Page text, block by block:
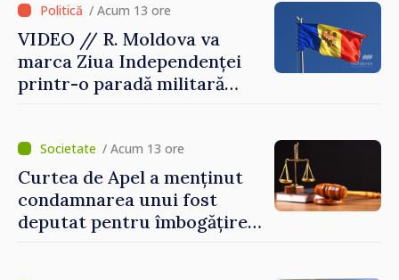
/ Acum 13 ore
VIDEO // R. Moldova va
marca Ziua Independenței
printr-o paradă militară
eforturile pentru
consolidarea capacităților
de apărare”
/ Acum 13 ore
Curtea de Apel a menținut
condamnarea unui fost
deputat pentru îmbogățire